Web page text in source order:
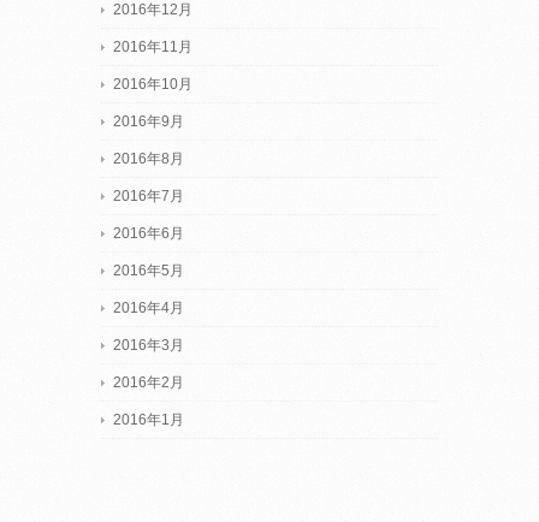
2016年12月
2016年11月
2016年10月
2016年9月
2016年8月
2016年7月
2016年6月
2016年5月
2016年4月
2016年3月
2016年2月
2016年1月